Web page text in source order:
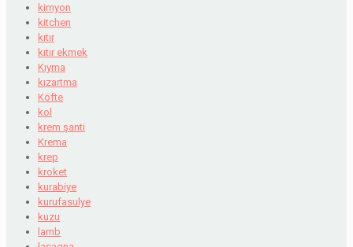
kimyon
kitchen
kıtır
kıtır ekmek
Kıyma
kızartma
Köfte
kol
krem şanti
Krema
krep
kroket
kurabiye
kurufasulye
kuzu
lamb